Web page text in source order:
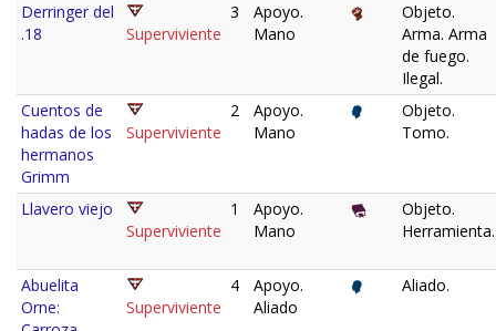
Derringer del
.18
Superviviente
3
Apoyo.
Mano
Objeto.
Arma. Arma
de fuego.
Ilegal.
Cuentos de
hadas de los
hermanos
Grimm
Superviviente
2
Apoyo.
Mano
Objeto.
Tomo.
Llavero viejo
Superviviente
1
Apoyo.
Mano
Objeto.
Herramienta.
Abuelita
Orne:
Superviviente
4
Apoyo.
Aliado
Aliado.